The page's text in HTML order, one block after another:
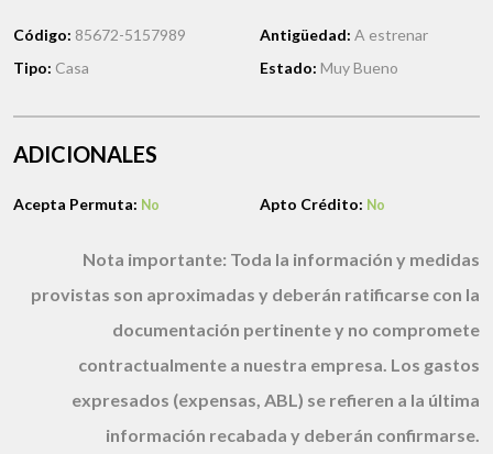
Código: 85672-5157989
Tipo: Casa
Antigüedad: A estrenar
Estado: Muy Bueno
ADICIONALES
Acepta Permuta: No Apto Crédito: No
Nota importante: Toda la información y medidas
provistas son aproximadas y deberán ratificarse con la
documentación pertinente y no compromete
contractualmente a nuestra empresa. Los gastos
expresados (expensas, ABL) se refieren a la última
información recabada y deberán confirmarse.